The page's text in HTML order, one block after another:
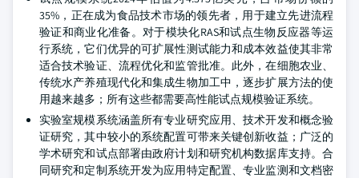
35%，正在成为食品技术市场的领先者，用于建立先进流程
验证和商业化准备。对于模块化RAS和试点生物反应器等运
行系统，它们优异的可扩展性测试能力和成本效益使其非常
适合技术验证、流程优化和监管批准。此外，在细胞农业、
传统水产养殖现代化和集成生物加工中，逐步扩展方法的使
用越来越多；所有这些都需要高性能试点规模验证系统。
实验室规模系统涵盖所有专业研究应用、技术开发和概念验
证研究，其中较小的系统配置可带来关键创新收益；广泛的
学术研究和试点部署由政府计划和研究机构数据库支持。合
同研究和定制系统开发为应用特定配置、专业监测和文档密